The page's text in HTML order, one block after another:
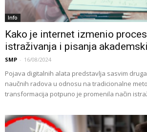
Info
Kako je internet izmenio
istraživanja i pisanja
SMP - 16/08/2024
Pojava digitalnih alata predstavlja sasvim
naučnih radova u odnosu na tradicionalne
transformacija potpuno je promenila način